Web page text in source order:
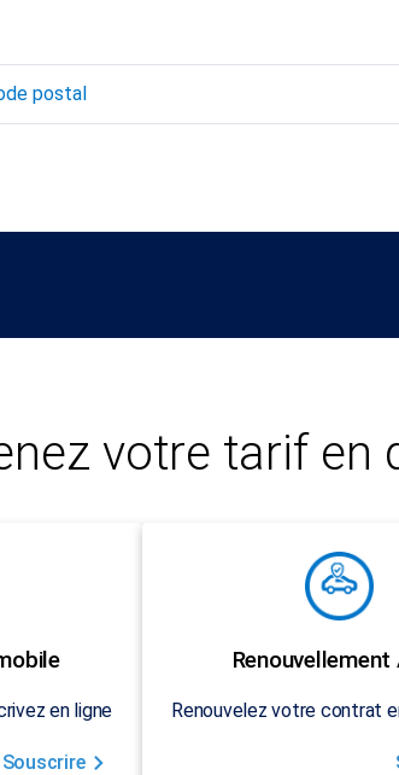
votre tarif en
en ligne
Souscrire
Renouvelez votre contrat